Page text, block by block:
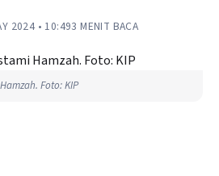
2024 • 10:493 MENIT BACA
Foto: KIP